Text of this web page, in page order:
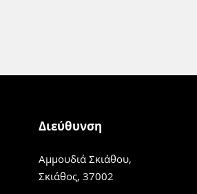
Διεύθυνση
Αμμουδιά Σκιάθου,
Σκιάθος, 37002